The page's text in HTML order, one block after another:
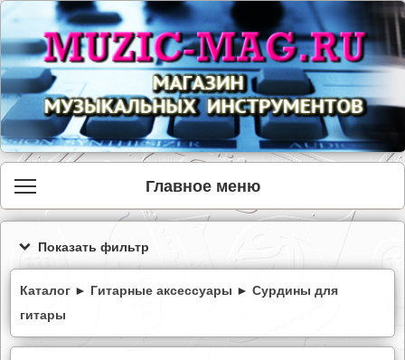
Главное меню
Показать фильтр
Каталог ► Гитарные аксессуары ► Сурдины для
гитары